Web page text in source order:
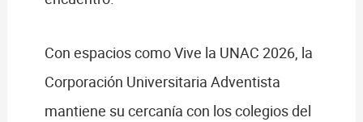
Con espacios como Vive la UNAC 2026, la
Corporación Universitaria Adventista
mantiene su cercanía con los colegios del